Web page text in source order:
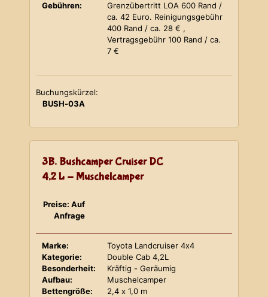
Gebühren:
Grenzübertritt LOA 600 Rand /
ca. 42 Euro. Reinigungsgebühr
400 Rand / ca. 28 € ,
Vertragsgebühr 100 Rand / ca.
7 €
Buchungskürzel:
BUSH-03A
3B. Bushcamper Cruiser DC
4,2 L - Muschelcamper
Preise: Auf
Anfrage
Marke:
Toyota Landcruiser 4x4
Kategorie:
Double Cab 4,2L
Besonderheit:
Kräftig - Geräumig
Aufbau:
Muschelcamper
Bettengröße:
2,4 x 1,0 m